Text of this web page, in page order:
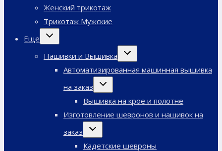
Женский трикотаж
Трикотаж Мужские
Еще
Переключить
дочернее
Нашивки и Вышивка
Переключить
дочернее
Автоматизированная машинная вышивка
на заказ
Переключить
дочернее
Вышивка на крое и полотне
Изготовление шевронов и нашивок на
заказ
Переключить
дочернее
Кадетские шевроны